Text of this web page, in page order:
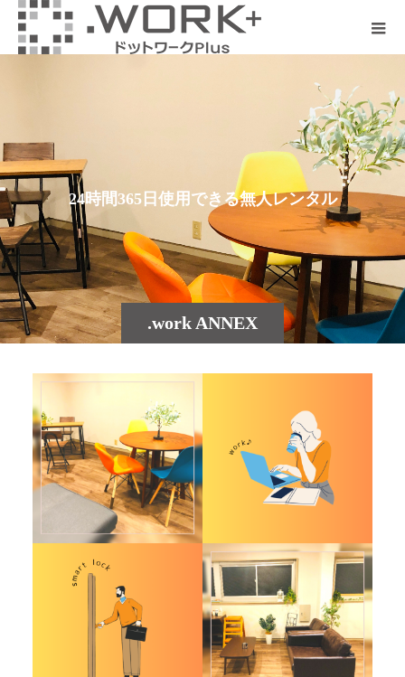
.work ANNEX
24 間365日使用 でき る無 人レンタルスペース